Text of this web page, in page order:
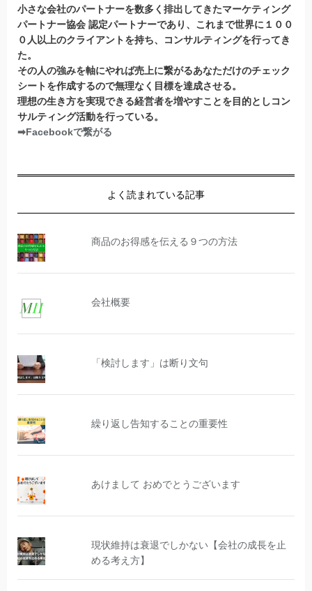
小さな会社のパートナーを数多く排出してきたマーケティング
パートナー協会 認定パートナーであり、これまで世界に１００
０人以上のクライアントを持ち、コンサルティングを行ってき
た。
その人の強みを軸にやれば売上に繋がるあなただけのチェック
シートを作成するので無理なく目標を達成させる。
理想の生き方を実現できる経営者を増やすことを目的としコン
サルティング活動を行っている。
➡Facebookで繋がる
よく読まれている記事
商品のお得感を伝える９つの方法
会社概要
「検討します」は断り文句
繰り返し告知することの重要性
あけまして おめでとうございます
現状維持は衰退でしかない【会社の成長を止
める考え方】